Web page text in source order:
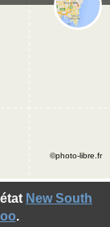
New South
.
©photo-libre.fr